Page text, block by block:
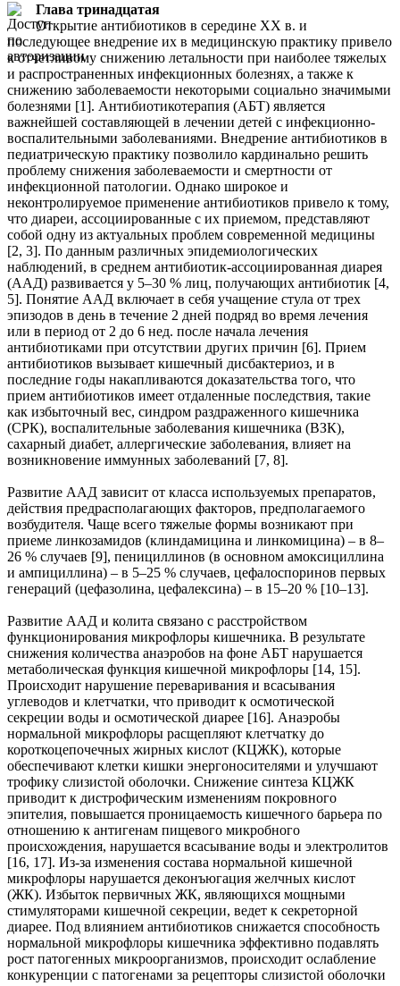
Глава тринадцатая
Открытие антибиотиков в середине XX в. и
последующее внедрение их в медицинскую практику привело
к отчетливому снижению летальности при наиболее тяжелых
и распространенных инфекционных болезнях, а также к
снижению заболеваемости некоторыми социально значимыми
болезнями [1]. Антибиотикотерапия (АБТ) является
важнейшей составляющей в лечении детей с инфекционно-
воспалительными заболеваниями. Внедрение антибиотиков в
педиатрическую практику позволило кардинально решить
проблему снижения заболеваемости и смертности от
инфекционной патологии. Однако широкое и
неконтролируемое применение антибиотиков привело к тому,
что диареи, ассоциированные с их приемом, представляют
собой одну из актуальных проблем современной медицины
[2, 3]. По данным различных эпидемиологических
наблюдений, в среднем антибиотик-ассоциированная диарея
(ААД) развивается у 5–30 % лиц, получающих антибиотик [4,
5]. Понятие ААД включает в себя учащение стула от трех
эпизодов в день в течение 2 дней подряд во время лечения
или в период от 2 до 6 нед. после начала лечения
антибиотиками при отсутствии других причин [6]. Прием
антибиотиков вызывает кишечный дисбактериоз, и в
последние годы накапливаются доказательства того, что
прием антибиотиков имеет отдаленные последствия, такие
как избыточный вес, синдром раздраженного кишечника
(СРК), воспалительные заболевания кишечника (ВЗК),
сахарный диабет, аллергические заболевания, влияет на
возникновение иммунных заболеваний [7, 8].
Развитие ААД зависит от класса используемых препаратов,
действия предрасполагающих факторов, предполагаемого
возбудителя. Чаще всего тяжелые формы возникают при
приеме линкозамидов (клиндамицина и линкомицина) – в 8–
26 % случаев [9], пенициллинов (в основном амоксициллина
и ампициллина) – в 5–25 % случаев, цефалоспоринов первых
генераций (цефазолина, цефалексина) – в 15–20 % [10–13].
Развитие ААД и колита связано с расстройством
функционирования микрофлоры кишечника. В результате
снижения количества анаэробов на фоне АБТ нарушается
метаболическая функция кишечной микрофлоры [14, 15].
Происходит нарушение переваривания и всасывания
углеводов и клетчатки, что приводит к осмотической
секреции воды и осмотической диарее [16]. Анаэробы
нормальной микрофлоры расщепляют клетчатку до
короткоцепочечных жирных кислот (КЦЖК), которые
обеспечивают клетки кишки энергоносителями и улучшают
трофику слизистой оболочки. Снижение синтеза КЦЖК
приводит к дистрофическим изменениям покровного
эпителия, повышается проницаемость кишечного барьера по
отношению к антигенам пищевого микробного
происхождения, нарушается всасывание воды и электролитов
[16, 17]. Из-за изменения состава нормальной кишечной
микрофлоры нарушается деконъюгация желчных кислот
(ЖК). Избыток первичных ЖК, являющихся мощными
стимуляторами кишечной секреции, ведет к секреторной
диарее. Под влиянием антибиотиков снижается способность
нормальной микрофлоры кишечника эффективно подавлять
рост патогенных микроорганизмов, происходит ослабление
конкуренции с патогенами за рецепторы слизистой оболочки